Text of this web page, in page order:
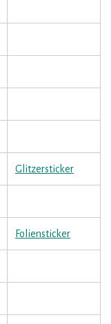
Glitzersticker
Foliensticker